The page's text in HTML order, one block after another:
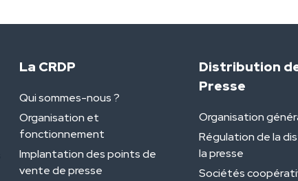
La CRDP
Qui sommes-nous ?
Organisation et
fonctionnement
Implantation des points de
vente de presse
Distribution
Presse
Organisation
Régulation de la
la presse
Sociétés